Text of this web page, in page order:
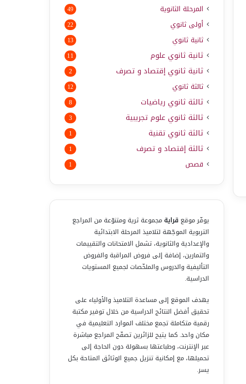
المرحلة الثانوية 49
أولى ثانوي 22
ثانية ثانوي 13
ثانية ثانوي علوم 11
ثانية ثانوي إقتصاد و تصرف 2
ثالثة ثانوي 12
ثالثة ثانوي رياضيات 8
ثالثة ثانوي علوم تجريبية 3
ثالثة ثانوي تقنية 1
ثالثة إقتصاد و تصرف 1
قصص 1
يوفّر موقع قرايةمجموعة ثرية ومتنوّعة من المراجع
التربوية الموجّهة لتلاميذ المرحلة الابتدائية
والإعدادية والثانوية، تشمل الامتحانات والتقييمات
والتمارين، إضافة إلى فروض المراقبة والفروض
التأليفية والدروس والملخّصات لجميع المستويات
الدراسية.
يهدف الموقع إلى مساعدة التلاميذ والأولياء على
تحقيق أفضل النتائج الدراسية من خلال توفير مكتبة
رقمية متكاملة تجمع مختلف الموارد التعليمية في
مكان واحد. كما يتيح للزائرين تصفّح المراجع مباشرة
عبر الإنترنت، وطباعتها بسهولة دون الحاجة إلى
تحميلها، مع إمكانية تنزيل جميع الوثائق المتاحة بكل
يسر.